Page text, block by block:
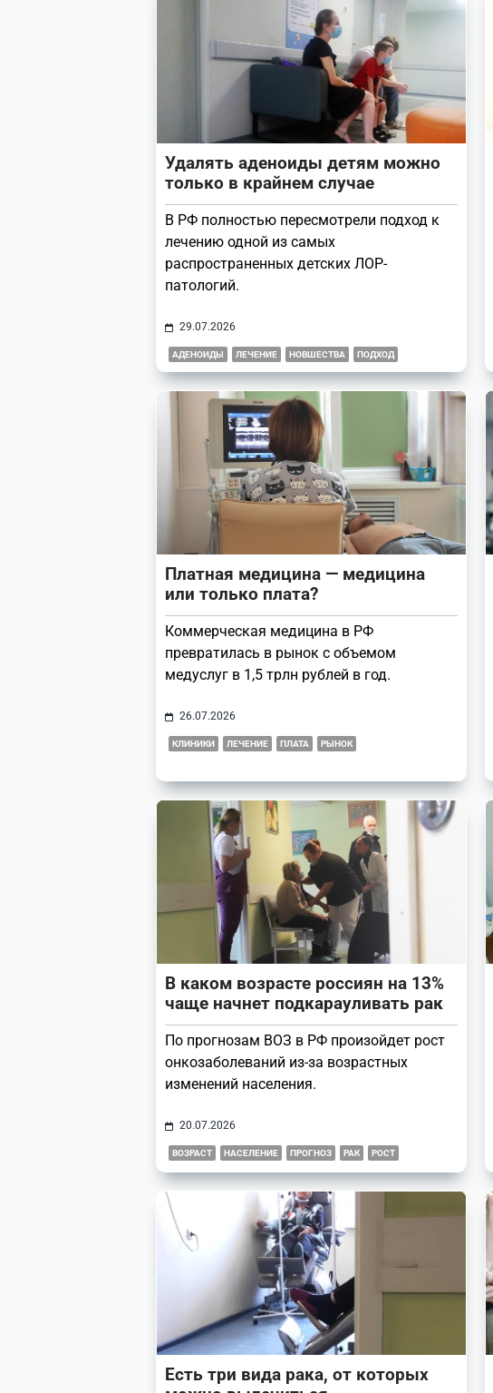
text">Page</span>
Удалять аденоиды детям можно
только в крайнем случае
В РФ полностью пересмотрели подход к
лечению одной из самых
распространенных детских ЛОР-
патологий.
29.07.2026
АДЕНОИДЫ ЛЕЧЕНИЕ НОВШЕСТВА ПОДХОД
Платная медицина — медицина
или только плата?
Коммерческая медицина в РФ
превратилась в рынок с объемом
медуслуг в 1,5 трлн рублей в год.
26.07.2026
КЛИНИКИ ЛЕЧЕНИЕ ПЛАТА РЫНОК
В каком возрасте россиян на 13%
чаще начнет подкарауливать рак
По прогнозам ВОЗ в РФ произойдет рост
онкозаболеваний из-за возрастных
изменений населения.
20.07.2026
ВОЗРАСТ НАСЕЛЕНИЕ ПРОГНОЗ РАК РОСТ
Есть три вида рака, от которых